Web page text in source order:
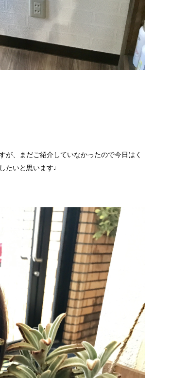
が、まだご紹介していなかったので今日はく
たいと思います♩